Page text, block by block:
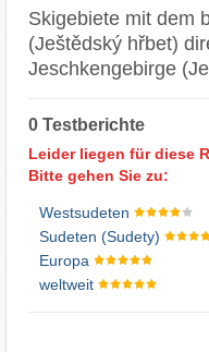
Skigebiete mit dem
(Ještědský hřbet)
Jeschkengebirge
0 Testberichte
Leider liegen für diese
Bitte gehen Sie zu:
Westsudeten
Sudeten (Sudety)
Europa
weltweit